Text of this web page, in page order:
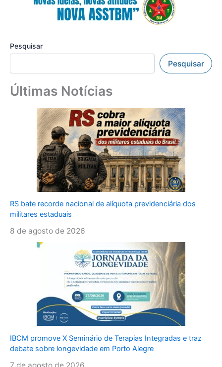
Pesquisar
Pesquisar
Últimas Notícias
RS bate recorde nacional de alíquota previdenciária dos
militares estaduais
8 de agosto de 2026
IBCM promove X Seminário de Terapias Integradas e traz
debate sobre longevidade em Porto Alegre